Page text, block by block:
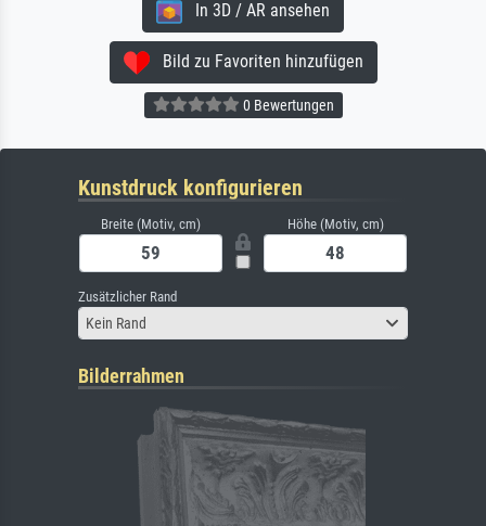
In 3D / AR ansehen
Bild zu Favoriten hinzufügen
0 Bewertungen
Kunstdruck konfigurieren
Breite (Motiv, cm) Höhe (Motiv, cm)
Zusätzlicher Rand
Kein Rand
Bilderrahmen